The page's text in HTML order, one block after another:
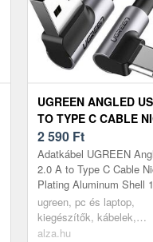
UGREEN ANGLED
TO TYPE C CABLE
PLATING ALUMINUM
1M BLACK
2 590 Ft
Adatkábel UGREEN
2.0 A to Type C Cable
Plating Aluminum Shell
Black: A jól kihasználható
UGREEN Angled USB
Type C Cab...
ugreen, pc és laptop,
kiegészítők, kábelek,
konnektorok, kábelek
alza.hu